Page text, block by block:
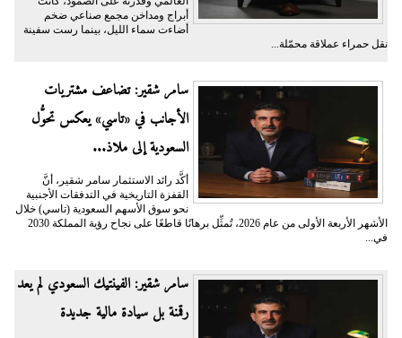
أبراج ومداخن مجمع صناعي ضخم
أضاءت سماء الليل، بينما رست سفينة
نقل حمراء عملاقة محمّلة...
سامر شقير: تضاعف مشتريات
الأجانب في «تاسي» يعكس تحوُّل
السعودية إلى ملاذ...
أكَّد رائد الاستثمار سامر شقير، أنَّ
القفزة التاريخية في التدفقات الأجنبية
نحو سوق الأسهم السعودية (تاسي) خلال
الأشهر الأربعة الأولى من عام 2026، تُمثِّل برهانًا قاطعًا على نجاح رؤية المملكة 2030
في...
سامر شقير: الفينتيك السعودي لم يعد
رقمنة بل سيادة مالية جديدة